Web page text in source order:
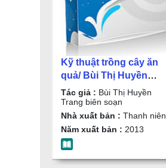
Kỹ thuật trồng cây ăn
quả/ Bùi Thị Huyền
Trang biên soạn
Tác giả : Bùi Thị Huyền
Trang biên soạn
Nhà xuất bản : Thanh niên
Năm xuất bản : 2013